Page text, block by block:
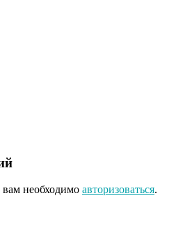
необходимо авторизоваться.